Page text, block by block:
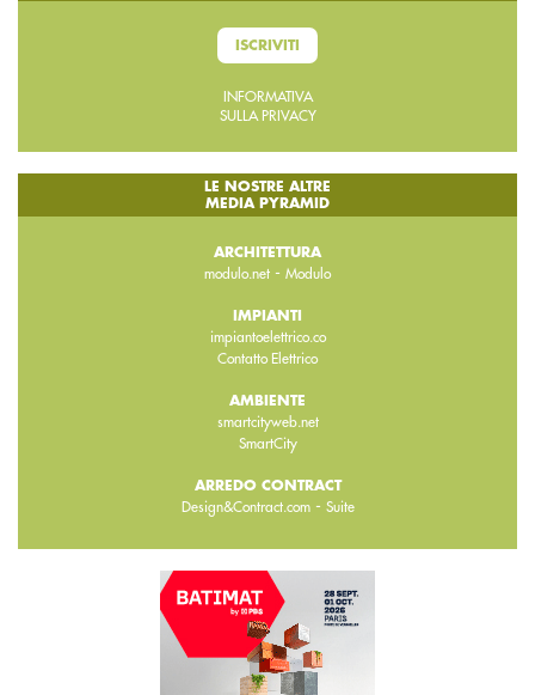
ISCRIVITI
INFORMATIVA
SULLA PRIVACY
LE NOSTRE ALTRE
MEDIA PYRAMID
ARCHITETTURA
modulo.net - Modulo
IMPIANTI
impiantoelettrico.co
Contatto Elettrico
AMBIENTE
smartcityweb.net
SmartCity
ARREDO CONTRACT
Design&Contract.com- Suite